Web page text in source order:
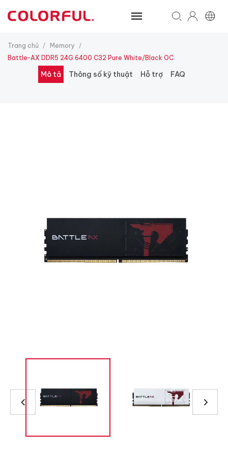
Trang chủ / Memory /
Battle-AX DDR5 24G 6400 C32 Pure White/Black OC
Mô tả Thông số kỹ thuật Hỗ trợ FAQ